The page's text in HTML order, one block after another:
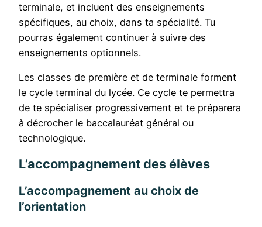
terminale, et incluent des enseignements
spécifiques, au choix, dans ta spécialité. Tu
pourras également continuer à suivre des
enseignements optionnels.
Les classes de première et de terminale forment
le cycle terminal du lycée. Ce cycle te permettra
de te spécialiser progressivement et te préparera
à décrocher le baccalauréat général ou
technologique.
L’accompagnement des élèves
L’accompagnement au choix de
l’orientation